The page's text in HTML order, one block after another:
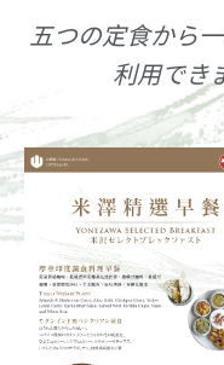
五つの定食から
利用でき